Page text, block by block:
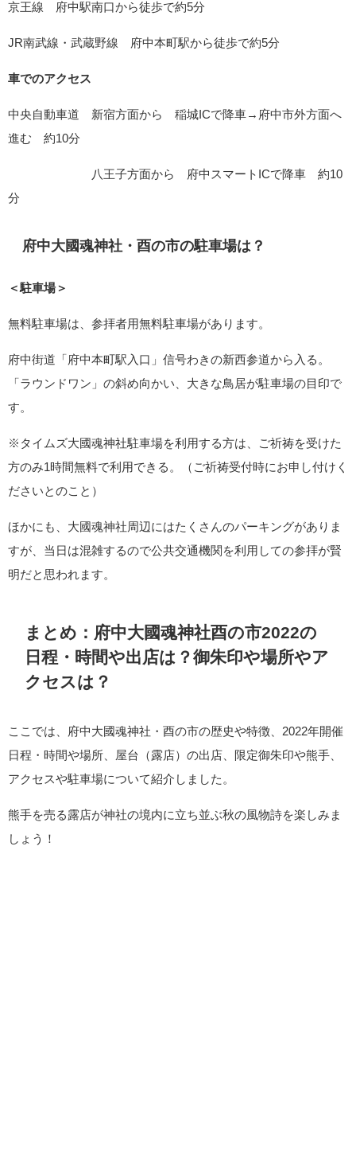
京王線 府中駅南口から徒歩で約5分
JR南武線・武蔵野線 府中本町駅から徒歩で約5分
車でのアクセス
中央自動車道 新宿方面から 稲城ICで降車→府中市外方面へ
進む 約10分
八王子方面から 府中スマートICで降車 約10
分
府中大國魂神社・酉の市の駐車場は？
＜駐車場＞
無料駐車場は、参拝者用無料駐車場があります。
府中街道「府中本町駅入口」信号わきの新西参道から入る。
「ラウンドワン」の斜め向かい、大きな鳥居が駐車場の目印で
す。
※タイムズ大國魂神社駐車場を利用する方は、ご祈祷を受けた
方のみ1時間無料で利用できる。（ご祈祷受付時にお申し付けく
ださいとのこと）
ほかにも、大國魂神社周辺にはたくさんのパーキングがありま
すが、当日は混雑するので公共交通機関を利用しての参拝が賢
明だと思われます。
まとめ：府中大國魂神社酉の市2022の
日程・時間や出店は？御朱印や場所やア
クセスは？
ここでは、府中大國魂神社・酉の市の歴史や特徴、2022年開催
日程・時間や場所、屋台（露店）の出店、限定御朱印や熊手、
アクセスや駐車場について紹介しました。
熊手を売る露店が神社の境内に立ち並ぶ秋の風物詩を楽しみま
しょう！